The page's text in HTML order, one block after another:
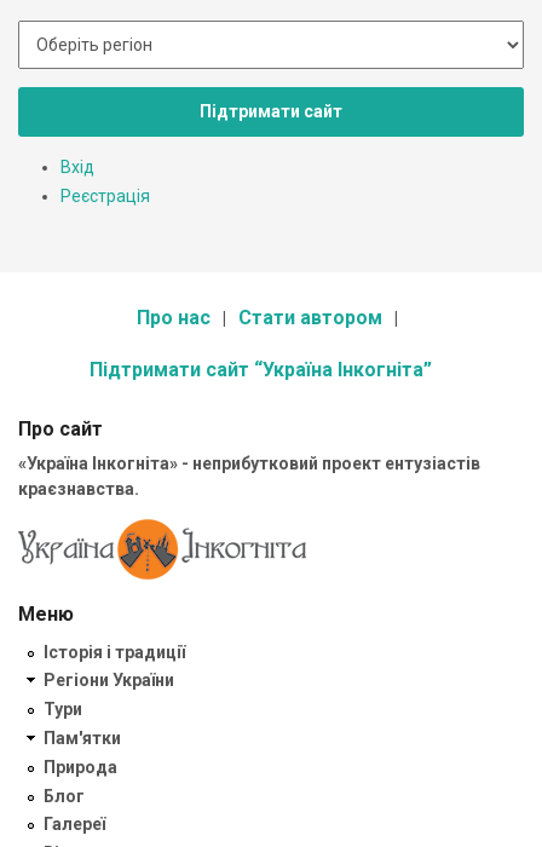
Підтримати сайт
Вхід
Реєстрація
Про нас Стати автором
Підтримати сайт “Україна Інкогніта”
Про сайт
«Україна Інкогніта» - неприбутковий проект ентузіастів
краєзнавства.
Меню
Історія і традиції
Регіони України
Тури
Пам'ятки
Природа
Блог
Галереї